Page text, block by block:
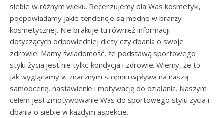
siebie w różnym wieku. Recenzujemy dla Was kosmetyki,
podpowiadamy jakie tendencje są modne w branży
kosmetycznej. Nie brakuje tu również informacji
dotyczących odpowiedniej diety czy dbania o swoje
zdrowie. Mamy świadomość, że podstawą sportowego
stylu życia jest nie tylko kondycja i zdrowie. Wiemy, że to
jak wyglądamy w znacznym stopniu wpływa na naszą
samoocenę, nastawienie i motywację do działania. Naszym
celem jest zmotywowanie Was do sportowego stylu życia i
dbania o siebie w każdym aspekcie.